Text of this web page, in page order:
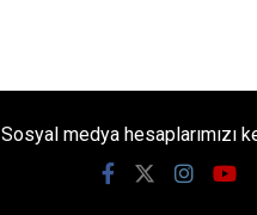
Sosyal medya hesaplarımızı